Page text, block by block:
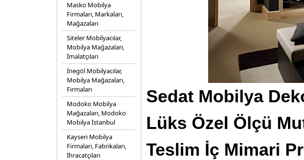
Masko Mobilya
Firmaları, Markaları,
Mağazaları
Siteler Mobilyacılar,
Mobilya Mağazaları,
İmalatçıları
İnegöl Mobilyacılar,
Mobilya Mağazaları,
Firmaları
Modoko Mobilya
Mağazaları, Modoko
Mobilya İstanbul
Kayseri Mobilya
Firmaları, Fabrikaları,
İhracatçıları
Sedat Mobilya
Lüks Özel Ölçü
Teslim İç Mimari